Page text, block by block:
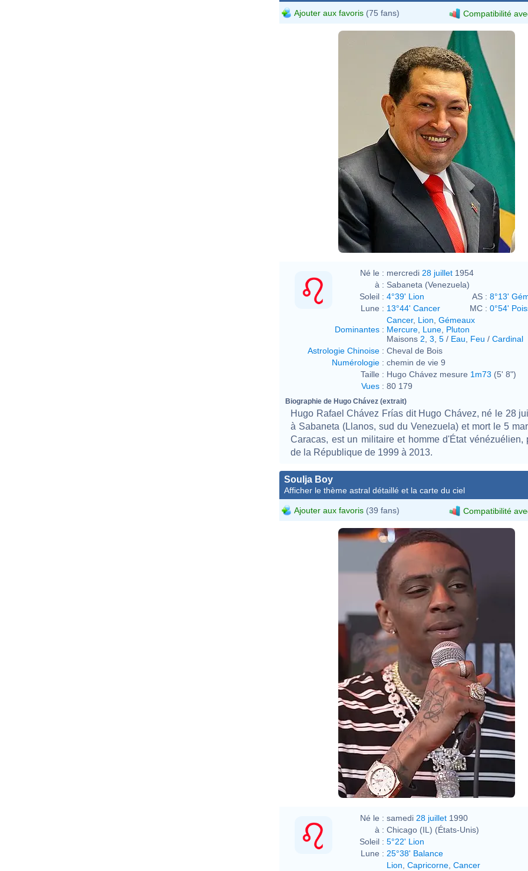
Ajouter aux favoris (75 fans) Compatibilité
Né le : mercredi 28 juillet 1954
à : Sabaneta (Venezuela)
Soleil : 4°39' Lion AS : 8°13'
Lune : 13°44' Cancer MC : 0°54'
Dominantes :
Cancer, Lion Gémeaux
Mercure Lune Pluton
Maisons 2 3 5 / Eau Feu / Cardinal
Astrologie Chinoise : Cheval de Bois
Numérologie : chemin de vie 9
Taille : Hugo Chávez mesure 1m73 (5' 8")
Vues : 80 179
Biographie de Hugo Chávez (extrait)
Hugo Rafael Chávez Frías dit Hugo Chávez, né le 28
à Sabaneta (Llanos, sud du Venezuela) et mort le 5
Caracas, est un militaire et homme d'État vénézuélien,
de la République de 1999 à 2013.
Soulja Boy
Afficher le thème astral détaillé et la carte du ciel
Ajouter aux favoris (39 fans) Compatibilité
Né le : samedi 28 juillet 1990
à : Chicago (IL) (États-Unis)
Soleil : 5°22' Lion
Lune : 25°38' Balance
Lion Capricorne Cancer